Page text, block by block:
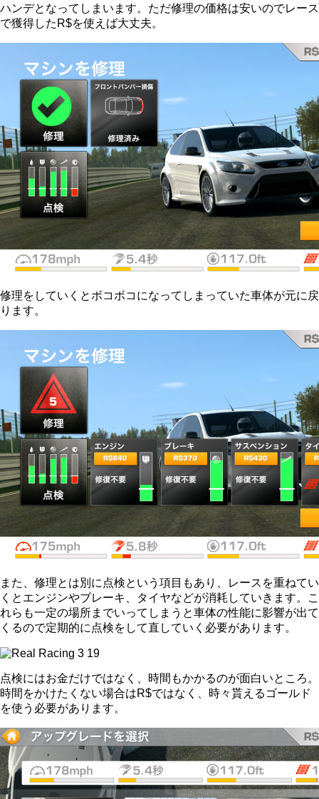
ハンデとなってしまいます。ただ修理の価格は安いのでレース
で獲得したR$を使えば大丈夫。
修理をしていくとボコボコになってしまっていた車体が元に戻
ります。
また、修理とは別に点検という項目もあり、レースを重ねてい
くとエンジンやブレーキ、タイヤなどが消耗していきます。こ
れらも一定の場所までいってしまうと車体の性能に影響が出て
くるので定期的に点検をして直していく必要があります。
点検にはお金だけではなく、時間もかかるのが面白いところ。
時間をかけたくない場合はR$ではなく、時々貰えるゴールド
を使う必要があります。